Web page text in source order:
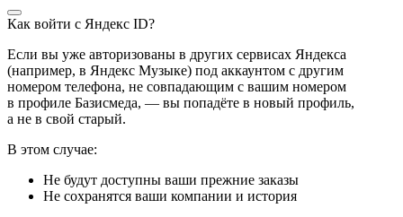
Как войти с Яндекс ID?
Если вы уже авторизованы в других сервисах Яндекса
(например, в Яндекс Музыке) под аккаунтом с другим
номером телефона, не совпадающим с вашим номером
в профиле Базисмеда, — вы попадёте в новый профиль,
а не в свой старый.
В этом случае:
Не будут доступны ваши прежние заказы
Не сохранятся ваши компании и история